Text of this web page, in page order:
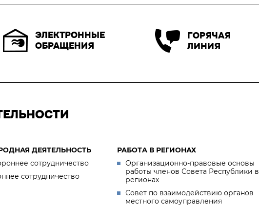
ЭЛЕКТРОННЫЕ
ОБРАЩЕНИЯ
ГОРЯЧАЯ
ЛИНИЯ
ДЕЯТЕЛЬНОСТЬ
сотрудничество
сотрудничество
РАБОТА В РЕГИОНАХ
Организационно-правовые основы
работы членов Совета Республики в
регионах
Совет по взаимодействию органов
местного самоуправления